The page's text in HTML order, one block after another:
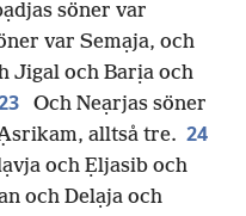
söner var
var Semạja, och
Jigal och Barịa och
Och Neạrjas söner
alltså tre. 24
och Ẹljasib och
och Delạja och